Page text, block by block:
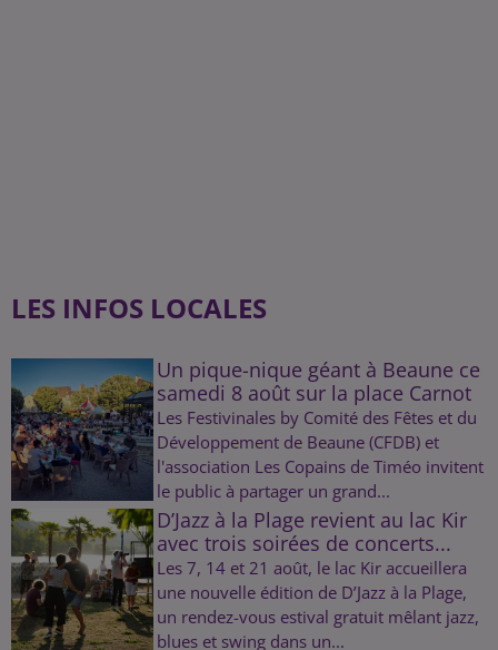
LES INFOS LOCALES
Un pique-nique géant à Beaune ce
samedi 8 août sur la place Carnot
Les Festivinales by Comité des Fêtes et du
Développement de Beaune (CFDB) et
l'association Les Copains de Timéo invitent
le public à partager un grand...
D’Jazz à la Plage revient au lac Kir
avec trois soirées de concerts...
Les 7, 14 et 21 août, le lac Kir accueillera
une nouvelle édition de D’Jazz à la Plage,
un rendez-vous estival gratuit mêlant jazz,
blues et swing dans un...